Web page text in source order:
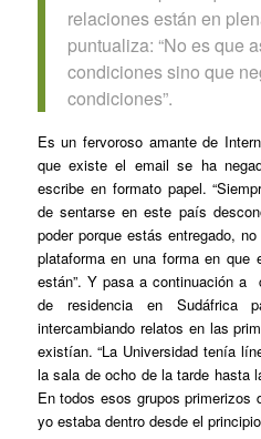
relaciones están en
puntualiza: “No es que
condiciones sino que
condiciones”.
Es un fervoroso amante de
que existe el email se ha
escribe en formato papel.
de sentarse en este país
poder porque estás entregado,
plataforma en una forma en que
están”. Y pasa a continuación a
de residencia en Sudáfrica
intercambiando relatos en las
existían. “La Universidad tenía
la sala de ocho de la tarde hasta
En todos esos grupos primerizos
yo estaba dentro desde el